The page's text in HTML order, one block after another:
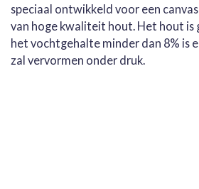
speciaal ontwikkeld voor een
van hoge kwaliteit hout. Het hout
het vochtgehalte minder dan 8% is
zal vervormen onder druk.